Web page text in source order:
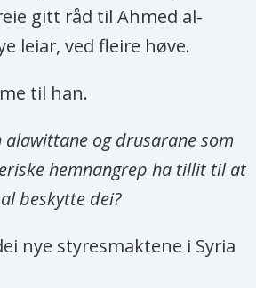
gitt råd til Ahmed al-
leiar, ved fleire høve.
til han.
alawittane og drusarane som
hemnangrep ha tillit til at
beskytte dei?
nye styresmaktene i Syria